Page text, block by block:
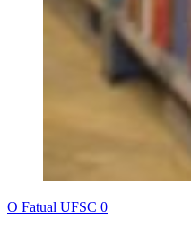
O Fatual UFSC 0